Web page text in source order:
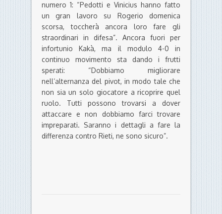
numero 1: “Pedotti e Vinicius hanno fatto
un gran lavoro su Rogerio domenica
scorsa, toccherà ancora loro fare gli
straordinari in difesa”. Ancora fuori per
infortunio Kakà, ma il modulo 4-0 in
continuo movimento sta dando i frutti
sperati: “Dobbiamo migliorare
nell’alternanza del pivot, in modo tale che
non sia un solo giocatore a ricoprire quel
ruolo. Tutti possono trovarsi a dover
attaccare e non dobbiamo farci trovare
impreparati. Saranno i dettagli a fare la
differenza contro Rieti, ne sono sicuro”.